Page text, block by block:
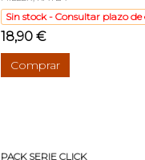
Sin stock - Consultar plazo de
18,90 €
Comprar
PACK SERIE CLICK